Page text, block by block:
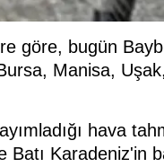
göre, bugün
Manisa,
hava
Batı Karadeniz'in